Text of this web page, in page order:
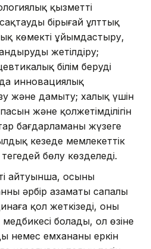
қызметті
бірыңғай ұлттық
көмекті ұйымдастыру,
жетілдіру;
білім беруді
инновациялық
және дамыту; халық үшін
және қолжетімділігін
бағдарламаны жүзеге
кезеңде мемлекеттік
бөлу көзделеді.
айтуынша, осының
әрбір азаматы сапалы
қол жеткізеді, оның
болады, ол өзіне
немес емхананы еркін